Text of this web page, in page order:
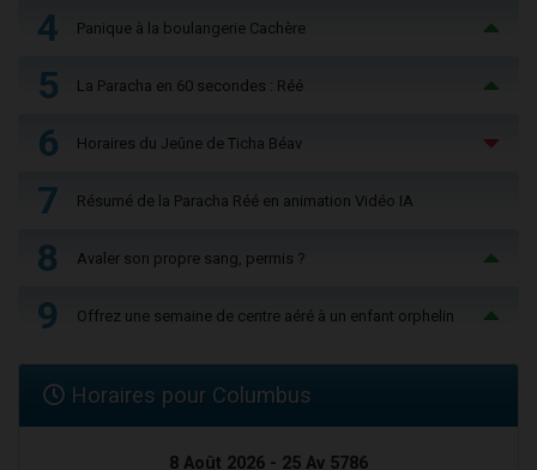
4 Panique à la boulangerie Cachère
5 La Paracha en 60 secondes : Réé
6 Horaires du Jeûne de Ticha Béav
7 Résumé de la Paracha Réé en animation Vidéo IA
8 Avaler son propre sang, permis ?
9 Offrez une semaine de centre aéré à un enfant orphelin
Horaires pour Columbus
8 Août 2026 - 25 Av 5786